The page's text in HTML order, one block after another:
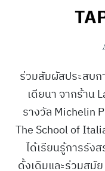
ร่วมสัมผัสประสบก
เดียนา จากร้าน
รางวัล Michelin
The School of
ได้เรียนรู้การรัง
ดั้งเดิมและร่วมส